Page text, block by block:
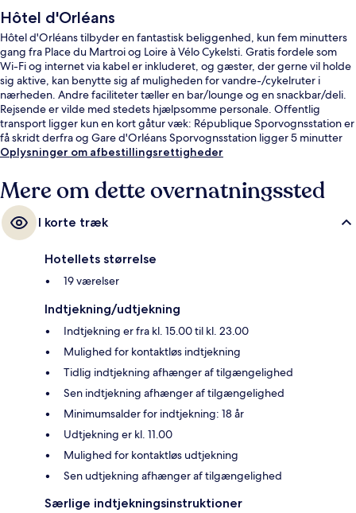
Hôtel d'Orléans
Hôtel d'Orléans tilbyder en fantastisk beliggenhed, kun fem minutters
gang fra Place du Martroi og Loire à Vélo Cykelsti. Gratis fordele som
Wi-Fi og internet via kabel er inkluderet, og gæster, der gerne vil holde
sig aktive, kan benytte sig af muligheden for vandre-/cykelruter i
nærheden. Andre faciliteter tæller en bar/lounge og en snackbar/deli.
Rejsende er vilde med stedets hjælpsomme personale. Offentlig
transport ligger kun en kort gåtur væk: République Sporvognsstation er
få skridt derfra og Gare d'Orléans Sporvognsstation ligger 5 minutter
væk.
Oplysninger om afbestillingsrettigheder
Mere om dette overnatningssted
I korte træk
Hotellets størrelse
19 værelser
Indtjekning/udtjekning
Indtjekning er fra kl. 15.00 til kl. 23.00
Mulighed for kontaktløs indtjekning
Tidlig indtjekning afhænger af tilgængelighed
Sen indtjekning afhænger af tilgængelighed
Minimumsalder for indtjekning: 18 år
Udtjekning er kl. 11.00
Mulighed for kontaktløs udtjekning
Sen udtjekning afhænger af tilgængelighed
Særlige indtjekningsinstruktioner